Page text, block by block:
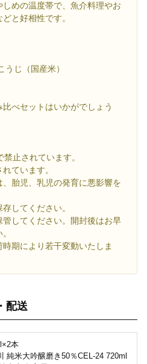
めの温度帯で、魚介料理やお
と好相性です。
うじ（国産米）
べセットはいかがでしょう
⽌されています。
ています。
胎児、乳児の発育に悪影響を
してください。
してください。開封後はお早
期により若干変動いたしま
配送
本
純米大吟醸磨き50％CEL-24 720ml